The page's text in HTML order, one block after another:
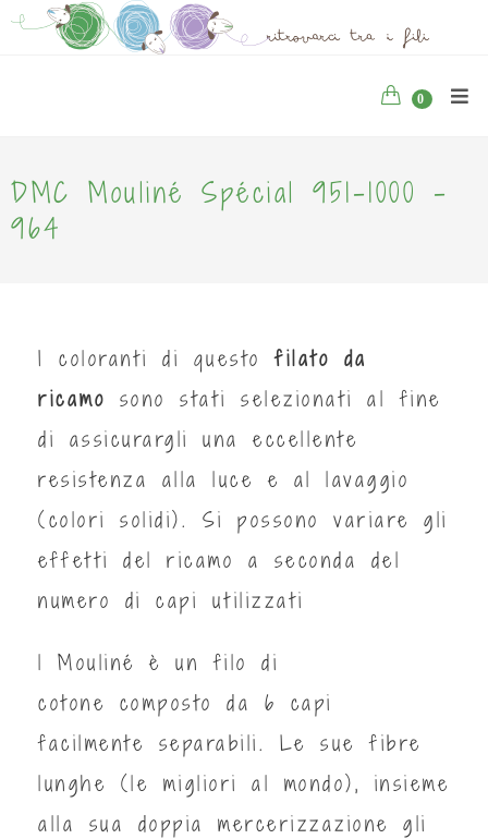
0
DMC Mouliné Spécial 951-1000 -
964
I coloranti di questo filato da
ricamo sono stati selezionati al fine
di assicurargli una eccellente
resistenza alla luce e al lavaggio
(colori solidi). Si possono variare gli
effetti del ricamo a seconda del
numero di capi utilizzati
l Mouliné è un filo di
cotone composto da 6 capi
facilmente separabili. Le sue fibre
lunghe (le migliori al mondo), insieme
alla sua doppia mercerizzazione gli